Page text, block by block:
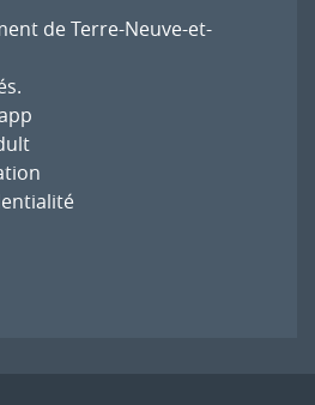
de Terre-Neuve-et-